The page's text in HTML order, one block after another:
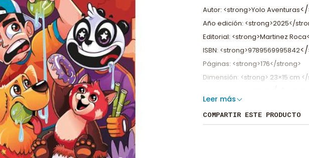
Autor: <strong>Yolo Aventuras
Año edición: <strong>2025</
Editorial: <strong>Martinez
ISBN: <strong>9789569995842
Páginas: <strong>176</strong>
Dimensión: <strong> 23×15 cm
Tapa: <strong>Rústica con
Edad sugerida: <strong>+12</
Leer más
COMPARTIR ESTE PRODUCTO